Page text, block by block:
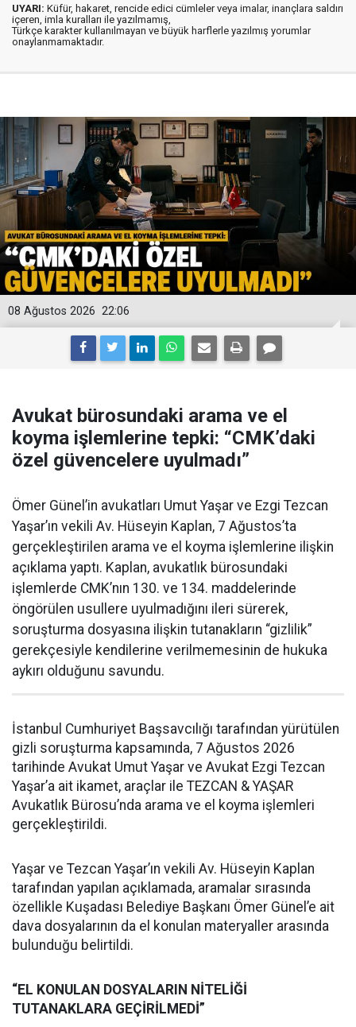
UYARI: Küfür, hakaret, rencide edici cümleler veya imalar, inançlara saldırı
içeren, imla kuralları ile yazılmamış,
Türkçe karakter kullanılmayan ve büyük harflerle yazılmış yorumlar
onaylanmamaktadır.
22:06
08 Ağustos 2026
Avukat bürosundaki arama ve el
koyma işlemlerine tepki: “CMK’daki
özel güvencelere uyulmadı”
Ömer Günel’in avukatları Umut Yaşar ve Ezgi Tezcan
Yaşar’ın vekili Av. Hüseyin Kaplan, 7 Ağustos’ta
gerçekleştirilen arama ve el koyma işlemlerine ilişkin
açıklama yaptı. Kaplan, avukatlık bürosundaki
işlemlerde CMK’nın 130. ve 134. maddelerinde
öngörülen usullere uyulmadığını ileri sürerek,
soruşturma dosyasına ilişkin tutanakların “gizlilik”
gerekçesiyle kendilerine verilmemesinin de hukuka
aykırı olduğunu savundu.
İstanbul Cumhuriyet Başsavcılığı tarafından yürütülen
gizli soruşturma kapsamında, 7 Ağustos 2026
tarihinde Avukat Umut Yaşar ve Avukat Ezgi Tezcan
Yaşar’a ait ikamet, araçlar ile TEZCAN & YAŞAR
Avukatlık Bürosu’nda arama ve el koyma işlemleri
gerçekleştirildi.
Yaşar ve Tezcan Yaşar’ın vekili Av. Hüseyin Kaplan
tarafından yapılan açıklamada, aramalar sırasında
özellikle Kuşadası Belediye Başkanı Ömer Günel’e ait
dava dosyalarının da el konulan materyaller arasında
bulunduğu belirtildi.
“EL KONULAN DOSYALARIN NİTELİĞİ
TUTANAKLARA GEÇİRİLMEDİ”